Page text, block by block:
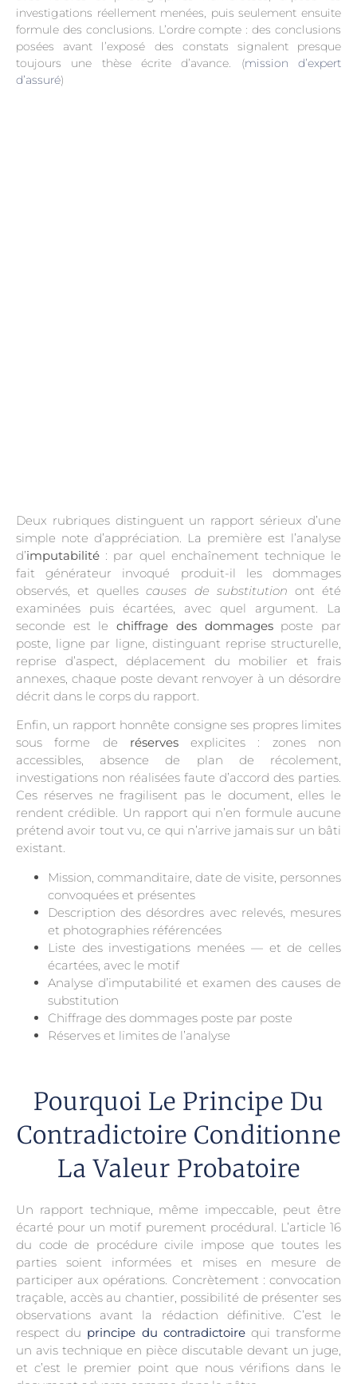
investigations réellement menées, puis seulement ensuite
formule des conclusions. L’ordre compte : des conclusions
posées avant l’exposé des constats signalent presque
toujours une thèse écrite d’avance. (mission d’expert
d’assuré)
Deux rubriques distinguent un rapport sérieux d’une
simple note d’appréciation. La première est l’analyse
d’imputabilité : par quel enchaînement technique le
fait générateur invoqué produit-il les dommages
observés, et quellescauses de substitution ont été
examinées puis écartées, avec quel argument. La
seconde est lechiffrage des dommagesposte par
poste, ligne par ligne, distinguant reprise structurelle,
reprise d’aspect, déplacement du mobilier et frais
annexes, chaque poste devant renvoyer à un désordre
décrit dans le corps du rapport.
Enfin, un rapport honnête consigne ses propres limites
sous forme de réservesexplicites : zones non
accessibles, absence de plan de récolement,
investigations non réalisées faute d’accord des parties.
Ces réserves ne fragilisent pas le document, elles le
rendent crédible. Un rapport qui n’en formule aucune
prétend avoir tout vu, ce qui n’arrive jamais sur un bâti
existant.
Mission, commanditaire, date de visite, personnes
convoquées et présentes
Description des désordres avec relevés, mesures
et photographies référencées
Liste des investigations menées — et de celles
écartées, avec le motif
Analyse d’imputabilité et examen des causes de
substitution
Chiffrage des dommages poste par poste
Réserves et limites de l’analyse
Pourquoi Le Principe Du
Contradictoire Conditionne
La Valeur Probatoire
Un rapport technique, même impeccable, peut être
écarté pour un motif purement procédural. L’article 16
du code de procédure civile impose que toutes les
parties soient informées et mises en mesure de
participer aux opérations. Concrètement : convocation
traçable, accès au chantier, possibilité de présenter ses
observations avant la rédaction définitive. C’est le
respect du principe du contradictoirequi transforme
un avis technique en pièce discutable devant un juge,
et c’est le premier point que nous vérifions dans le